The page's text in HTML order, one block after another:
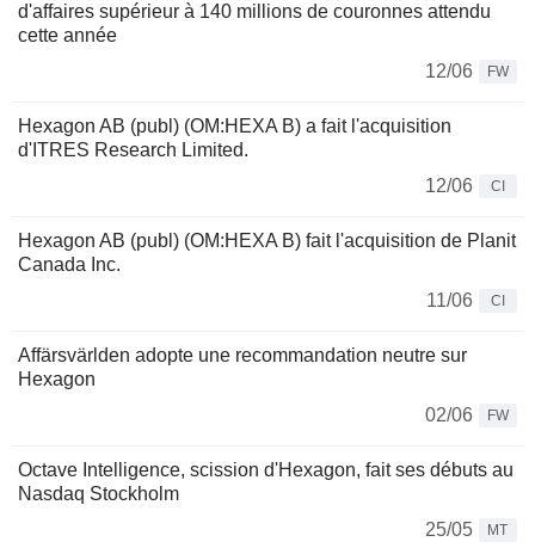
d'affaires supérieur à 140 millions de couronnes attendu
cette année
12/06
FW
Hexagon AB (publ) (OM:HEXA B) a fait l'acquisition
d'ITRES Research Limited.
12/06
CI
Hexagon AB (publ) (OM:HEXA B) fait l'acquisition de Planit
Canada Inc.
11/06
CI
Affärsvärlden adopte une recommandation neutre sur
Hexagon
02/06
FW
Octave Intelligence, scission d'Hexagon, fait ses débuts au
Nasdaq Stockholm
25/05
MT